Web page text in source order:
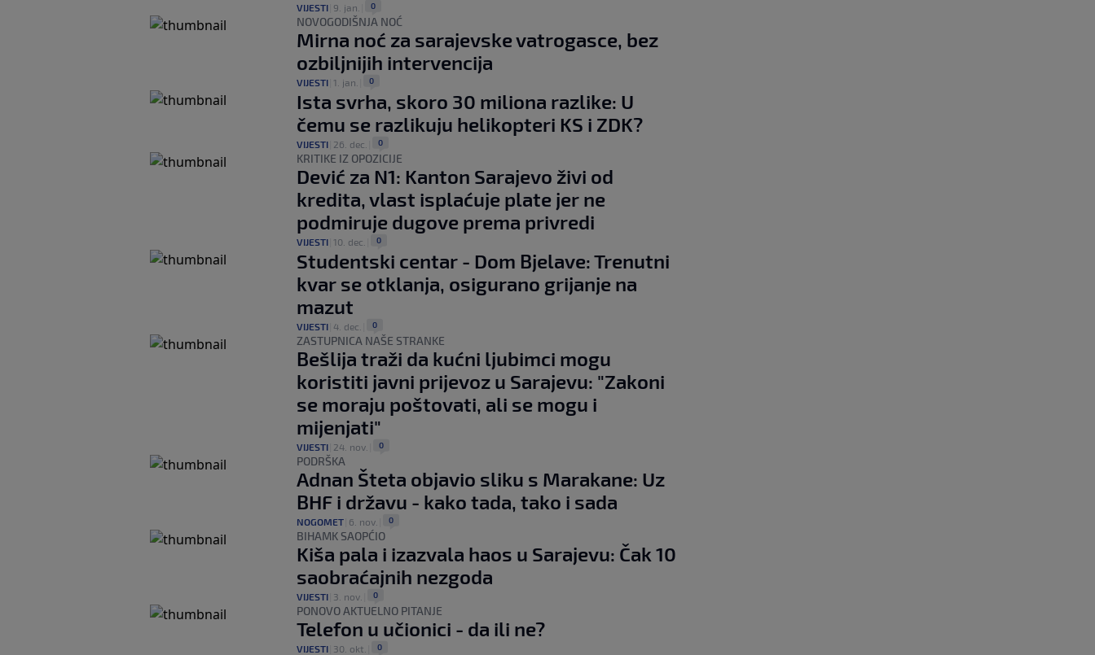
VIJESTI 9. jan. 0
NOVOGODIŠNJA NOĆ
Mirna noć za sarajevske vatrogasce, bez
ozbiljnijih intervencija
VIJESTI 1. jan. 0
Ista svrha, skoro 30 miliona razlike: U
čemu se razlikuju helikopteri KS i ZDK?
VIJESTI 26. dec. 0
KRITIKE IZ OPOZICIJE
Dević za N1: Kanton Sarajevo živi od
kredita, vlast isplaćuje plate jer ne
podmiruje dugove prema privredi
VIJESTI 10. dec. 0
Studentski centar - Dom Bjelave: Trenutni
kvar se otklanja, osigurano grijanje na
mazut
VIJESTI 4. dec. 0
ZASTUPNICA NAŠE STRANKE
Bešlija traži da kućni ljubimci mogu
koristiti javni prijevoz u Sarajevu: "Zakoni
se moraju poštovati, ali se mogu i
mijenjati"
VIJESTI 24. nov. 0
PODRŠKA
Adnan Šteta objavio sliku s Marakane: Uz
BHF i državu - kako tada, tako i sada
NOGOMET 6. nov. 0
BIHAMK SAOPĆIO
Kiša pala i izazvala haos u Sarajevu: Čak 10
saobraćajnih nezgoda
VIJESTI 3. nov. 0
PONOVO AKTUELNO PITANJE
Telefon u učionici - da ili ne?
VIJESTI 30. okt. 0